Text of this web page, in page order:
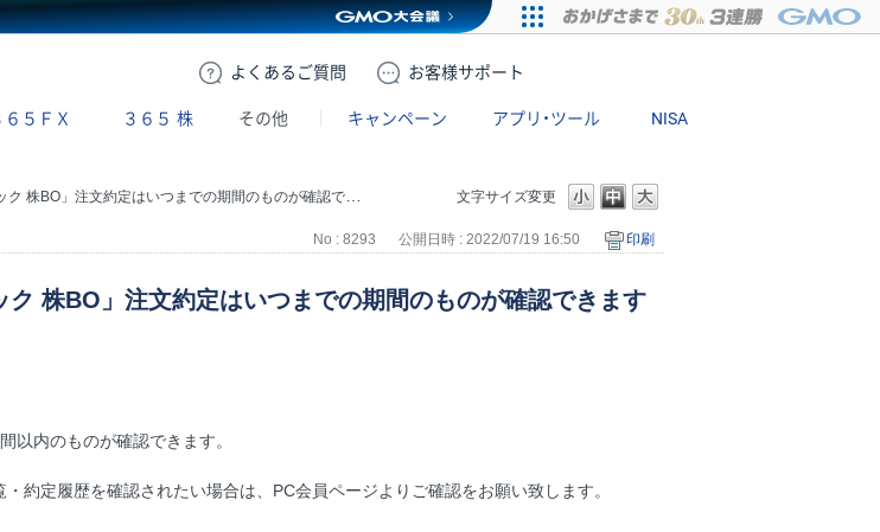
よくある ご質問 お客様サポート
６５ＦＸ ３６５ 株 その他 キャンペーン アプリ・ツール NISA
文字サイズ変更
株BO」注文約定はいつまでの期間のものが確認できますか？
No : 8293 公開日時 : 2022/07/19 16:50 印刷
ク 株BO」注文約定はいつまでの期間のものが確認できます
以内のものが確認できます。
・約定履歴を確認されたい場合は、PC会員ページよりご確認をお願い致します。